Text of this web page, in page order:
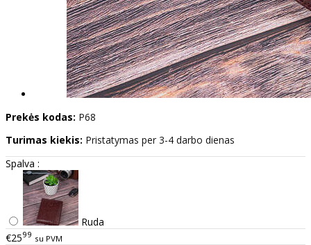
Prekės kodas: P68
Turimas kiekis: Pristatymas per 3-4 darbo dienas
Spalva :
Ruda
€2599 su PVM